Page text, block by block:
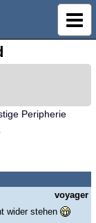
Peripherie
voyager
wider stehen